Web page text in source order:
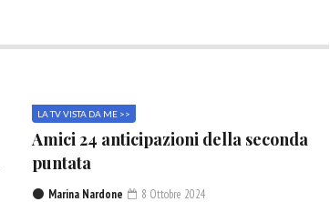
LA TV VISTA DA ME >>
Amici 24 anticipazioni della seconda
puntata
Marina Nardone 8 Ottobre 2024